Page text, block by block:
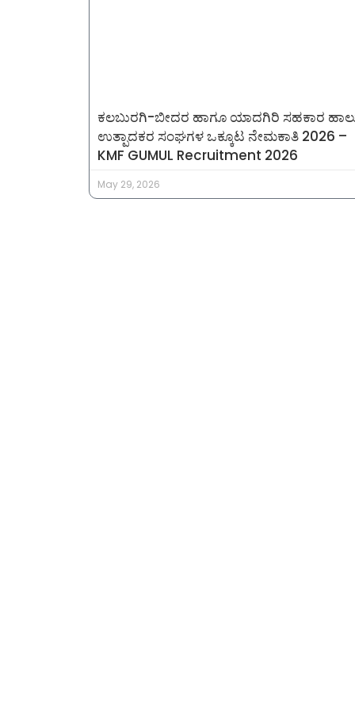
ಕಲಬುರಗಿ-ಬೀದರ ಹಾಗೂ ಯಾದಗಿರಿ ಸಹಕಾರ
ಉತ್ಪಾದಕರ ಸಂಘಗಳ ಒಕ್ಕೂಟ ನೇಮಕಾತಿ 2026 –
KMF GUMUL Recruitment 2026
May 29, 2026